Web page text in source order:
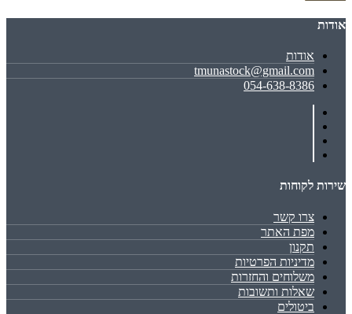
אודות
אודות
tmunastock@gmail.com
054-638-8386
שירות לקוחות
צרו קשר
מפת האתר
תקנון
מדיניות הפרטיות
משלוחים והחזרות
שאלות ותשובות
ביטולים